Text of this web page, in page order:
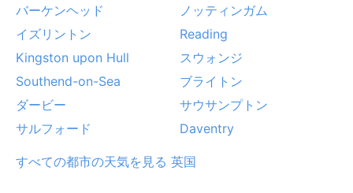
バーケンヘッド
ノッティンガム
イズリントン
Reading
Kingston upon Hull
スウォンジ
Southend-on-Sea
ブライトン
ダービー
サウサンプトン
サルフォード
Daventry
すべての都市の天気を見る 英国